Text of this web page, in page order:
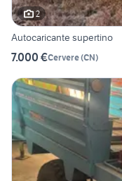
2
Autocaricante supertino
7.000 €Cervere(CN)